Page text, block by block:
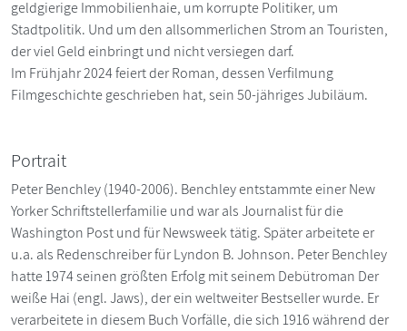
geldgierige Immobilienhaie, um korrupte Politiker, um
Stadtpolitik. Und um den allsommerlichen Strom an Touristen,
der viel Geld einbringt und nicht versiegen darf.
Im Frühjahr 2024 feiert der Roman, dessen Verfilmung
Filmgeschichte geschrieben hat, sein 50-jähriges Jubiläum.
Portrait
Peter Benchley (1940-2006). Benchley entstammte einer New
Yorker Schriftstellerfamilie und war als Journalist für die
Washington Post und für Newsweek tätig. Später arbeitete er
u.a. als Redenschreiber für Lyndon B. Johnson. Peter Benchley
hatte 1974 seinen größten Erfolg mit seinem Debütroman Der
weiße Hai (engl. Jaws), der ein weltweiter Bestseller wurde. Er
verarbeitete in diesem Buch Vorfälle, die sich 1916 während der